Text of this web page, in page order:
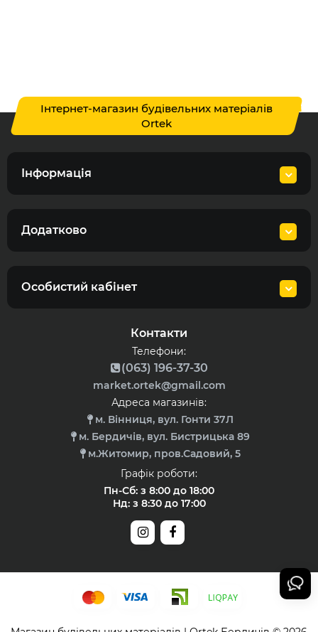
Інтернет-магазин будівельних матеріалів
Ortek
Інформація
Додатково
Особистий кабінет
Контакти
Телефони:
(063) 196-37-30
market.ortek@gmail.com
Адреса магазинів:
м. Вінниця, вул. Гонти 37Л
м. Бердичів, вул. Бистрицька 89
м.Житомир, пров.Садовий, 5
Графік роботи:
Пн-Сб: з 8:00 до 18:00
Нд: з 8:30 до 17:00